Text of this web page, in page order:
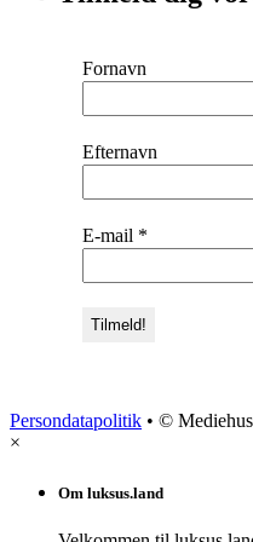
Fornavn
Efternavn
E-mail *
Persondatapolitik • ©
×
Om luksus.land